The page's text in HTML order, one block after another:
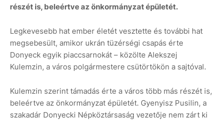
részét is, beleértve az önkormányzat épületét.
Legkevesebb hat ember életét vesztette és további hat
megsebesült, amikor ukrán tüzérségi csapás érte
Donyeck egyik piaccsarnokát – közölte Alekszej
Kulemzin, a város polgármestere csütörtökön a sajtóval.
Kulemzin szerint támadás érte a város több más részét is,
beleértve az önkormányzat épületét. Gyenyisz Pusilin, a
szakadár Donyecki Népköztársaság vezetője nem zárt ki